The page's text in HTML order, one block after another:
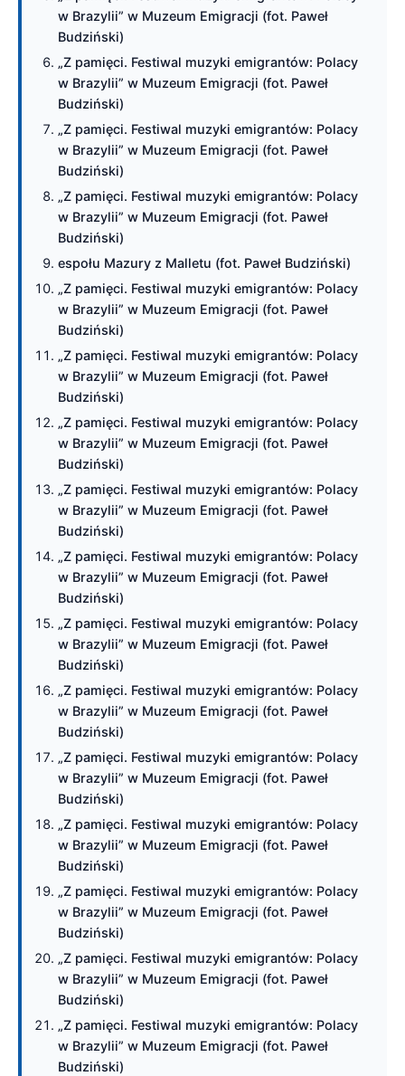
w Brazylii” w Muzeum Emigracji (fot. Paweł
Budziński)
„Z pamięci. Festiwal muzyki emigrantów: Polacy
w Brazylii” w Muzeum Emigracji (fot. Paweł
Budziński)
„Z pamięci. Festiwal muzyki emigrantów: Polacy
w Brazylii” w Muzeum Emigracji (fot. Paweł
Budziński)
„Z pamięci. Festiwal muzyki emigrantów: Polacy
w Brazylii” w Muzeum Emigracji (fot. Paweł
Budziński)
espołu Mazury z Malletu (fot. Paweł Budziński)
„Z pamięci. Festiwal muzyki emigrantów: Polacy
w Brazylii” w Muzeum Emigracji (fot. Paweł
Budziński)
„Z pamięci. Festiwal muzyki emigrantów: Polacy
w Brazylii” w Muzeum Emigracji (fot. Paweł
Budziński)
„Z pamięci. Festiwal muzyki emigrantów: Polacy
w Brazylii” w Muzeum Emigracji (fot. Paweł
Budziński)
„Z pamięci. Festiwal muzyki emigrantów: Polacy
w Brazylii” w Muzeum Emigracji (fot. Paweł
Budziński)
„Z pamięci. Festiwal muzyki emigrantów: Polacy
w Brazylii” w Muzeum Emigracji (fot. Paweł
Budziński)
„Z pamięci. Festiwal muzyki emigrantów: Polacy
w Brazylii” w Muzeum Emigracji (fot. Paweł
Budziński)
„Z pamięci. Festiwal muzyki emigrantów: Polacy
w Brazylii” w Muzeum Emigracji (fot. Paweł
Budziński)
„Z pamięci. Festiwal muzyki emigrantów: Polacy
w Brazylii” w Muzeum Emigracji (fot. Paweł
Budziński)
„Z pamięci. Festiwal muzyki emigrantów: Polacy
w Brazylii” w Muzeum Emigracji (fot. Paweł
Budziński)
„Z pamięci. Festiwal muzyki emigrantów: Polacy
w Brazylii” w Muzeum Emigracji (fot. Paweł
Budziński)
„Z pamięci. Festiwal muzyki emigrantów: Polacy
w Brazylii” w Muzeum Emigracji (fot. Paweł
Budziński)
„Z pamięci. Festiwal muzyki emigrantów: Polacy
w Brazylii” w Muzeum Emigracji (fot. Paweł
Budziński)